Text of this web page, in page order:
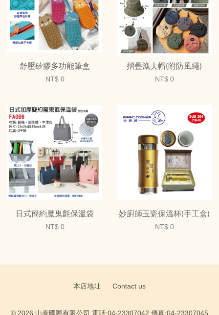
舒壓矽膠多功能筆盒
NT$ 0
摺疊漁夫帽(附防風繩)
NT$ 0
日式簡約魔鬼氈保溫袋
NT$ 0
妙廚師玉瓷保溫杯(手工盒)
NT$ 0
本店地址 Contact us
© 2026 山泰國際有限公司 電話:04-23307042 傳真:04-23307045